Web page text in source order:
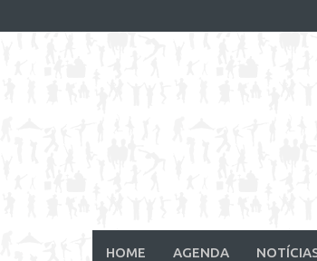
to
HOME AGENDA